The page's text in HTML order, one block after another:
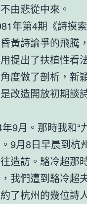
由悲從中來。
年第4期《詩摸
黃詩論爭的飛騰
提出了扶植性看
度做了剖析，新
改造開放初期談
9月。那時我和“
9月8日早晨到杭
造訪。駱冷超那
我們遭到駱冷超
了杭州的幾位詩